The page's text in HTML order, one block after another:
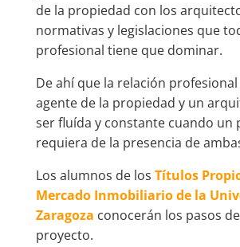
de la propiedad con los
normativas y legislaciones que
profesional tiene que dominar.
De ahí que la relación
agente de la propiedad y un
ser fluída y constante cuando un
requiera de la presencia de
Los alumnos de los Títulos
Mercado Inmobiliario de la
Zaragoza conocerán los pasos
proyecto.